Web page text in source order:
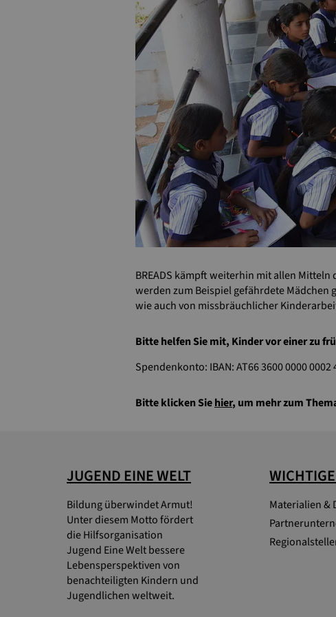
BREADS kämpft weiterhin mit allen
werden zum Beispiel gefährdete Mädchen
wie auch von missbräuchlicher
Bitte helfen Sie mit, Kinder vor einer zu
Spendenkonto: IBAN: AT66 3600 0000 0002
Bitte klicken Siehier, um mehr zum
JUGEND EINE WELT
Bildung überwindet Armut!
Unter diesem Motto fördert
die Hilfsorganisation
Jugend Eine Welt bessere
Lebensperspektiven von
benachteiligten Kindern und
Jugendlichen weltweit.
Materialien &